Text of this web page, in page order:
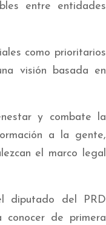
entre entidades
como prioritarios
visión basada en
y combate la
a la gente,
el marco legal
diputado del PRD
conocer de primera